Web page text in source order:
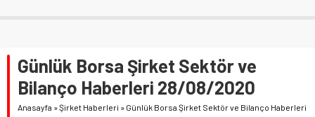
Günlük Borsa Şirket Sektör ve
Bilanço Haberleri 28/08/2020
Anasayfa »Şirket Haberleri » Günlük Borsa Şirket Sektör ve Bilanço Haberleri